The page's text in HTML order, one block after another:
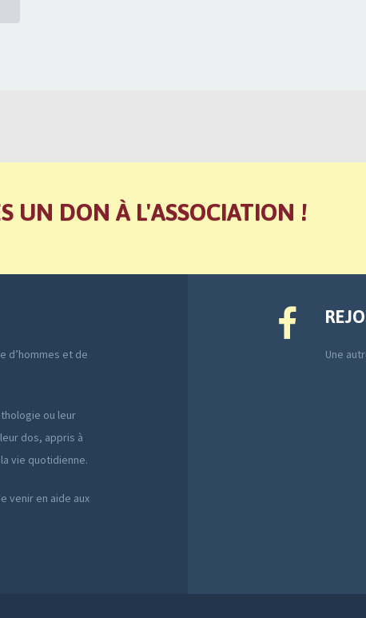
UN DON À L'ASSOCIATION !
d’hommes et de
ou leur
dos, appris à
vie quotidienne.
venir en aide aux
Une